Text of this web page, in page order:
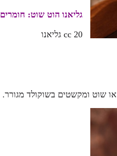
גליאנו הוט שוט: חומרים
20 cc גליאנו
שוט ומקשטים בשוקולד מגורר.